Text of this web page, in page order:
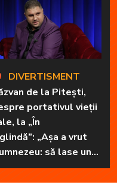
DIVERTISMENT
de la Pitești,
portativul vieții
la „În
„Așa a vrut
să lase unul
familie cu har, harul
a cânta, să poată să